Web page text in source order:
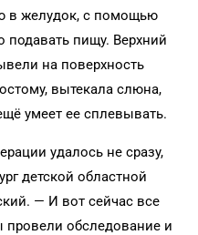
в желудок, с помощью
подавать пищу. Верхний
на поверхность
вытекала слюна,
умеет ее сплевывать.
удалось не сразу,
детской областной
— И вот сейчас все
обследование и